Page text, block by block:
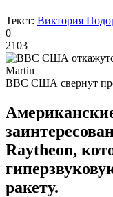
Текст: Виктория
0
2103
ВВС США свернут
Raytheon,
ракету.